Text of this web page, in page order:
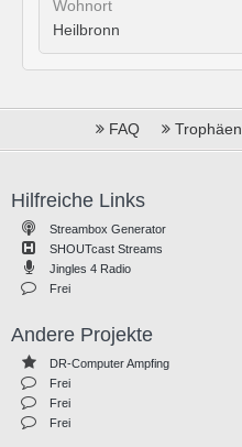
Wohnort
Heilbronn
FAQ Trophäen
Hilfreiche Links
Streambox Generator
SHOUTcast Streams
Jingles 4 Radio
Frei
Andere Projekte
DR-Computer Ampfing
Frei
Frei
Frei